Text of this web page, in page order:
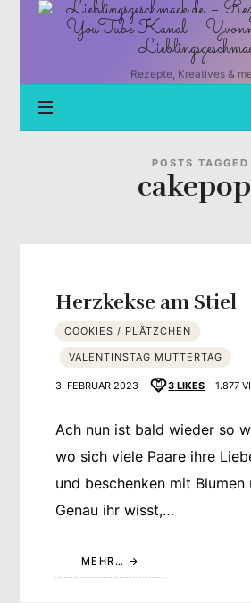
Lieblingsgeschmack.de
Rezepte
und
YouTube
Kanal
Rezepte, Kreatives &
POSTS TAGGED
Herzkekse am Stiel
COOKIES / PLÄTZCHEN
VALENTINSTAG MUTTERTAG
3. FEBRUAR 2023 3 LIKES 1.877
Ach nun ist bald wieder so
wo sich viele Paare ihre
und beschenken mit Blumen
Genau ihr wisst,…
MEHR…